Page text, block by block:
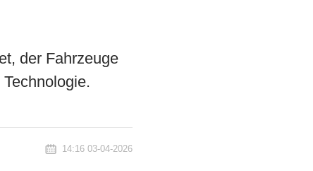
der Fahrzeuge
14:16 03-04-2026